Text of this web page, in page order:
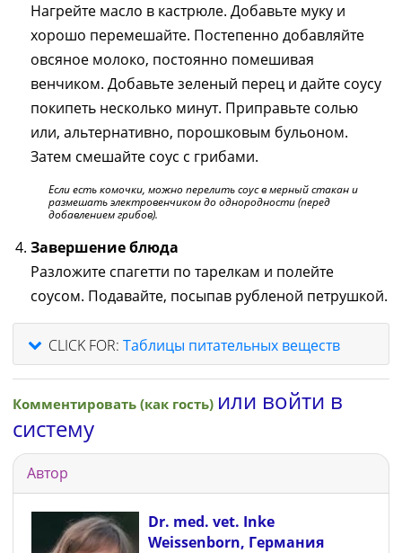
Нагрейте масло в кастрюле. Добавьте муку и
хорошо перемешайте. Постепенно добавляйте
овсяное молоко, постоянно помешивая
венчиком. Добавьте зеленый перец и дайте соусу
покипеть несколько минут. Приправьте солью
или, альтернативно, порошковым бульоном.
Затем смешайте соус с грибами.
Если есть комочки, можно перелить соус в мерный стакан и
размешать электровенчиком до однородности (перед
добавлением грибов).
Завершение блюда
Разложите спагетти по тарелкам и полейте
соусом. Подавайте, посыпав рубленой петрушкой.
CLICK FOR: Таблицы питательных веществ
Комментировать (как гость) или войти в
систему
Автор
Dr. med. vet. Inke
Weissenborn, Германия